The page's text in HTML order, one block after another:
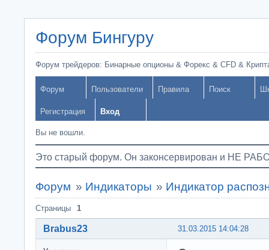
Форум Бингуру
Форум трейдеров: Бинарные опционы & Форекс & CFD &
Форум Пользователи Правила Поиск
Регистрация Вход
Вы не вошли.
Это старый форум. Он законсервирован и НЕ
Форум » Индикаторы » Индикатор
Страницы 1
31.03.2015 14:04:28
Brabus23